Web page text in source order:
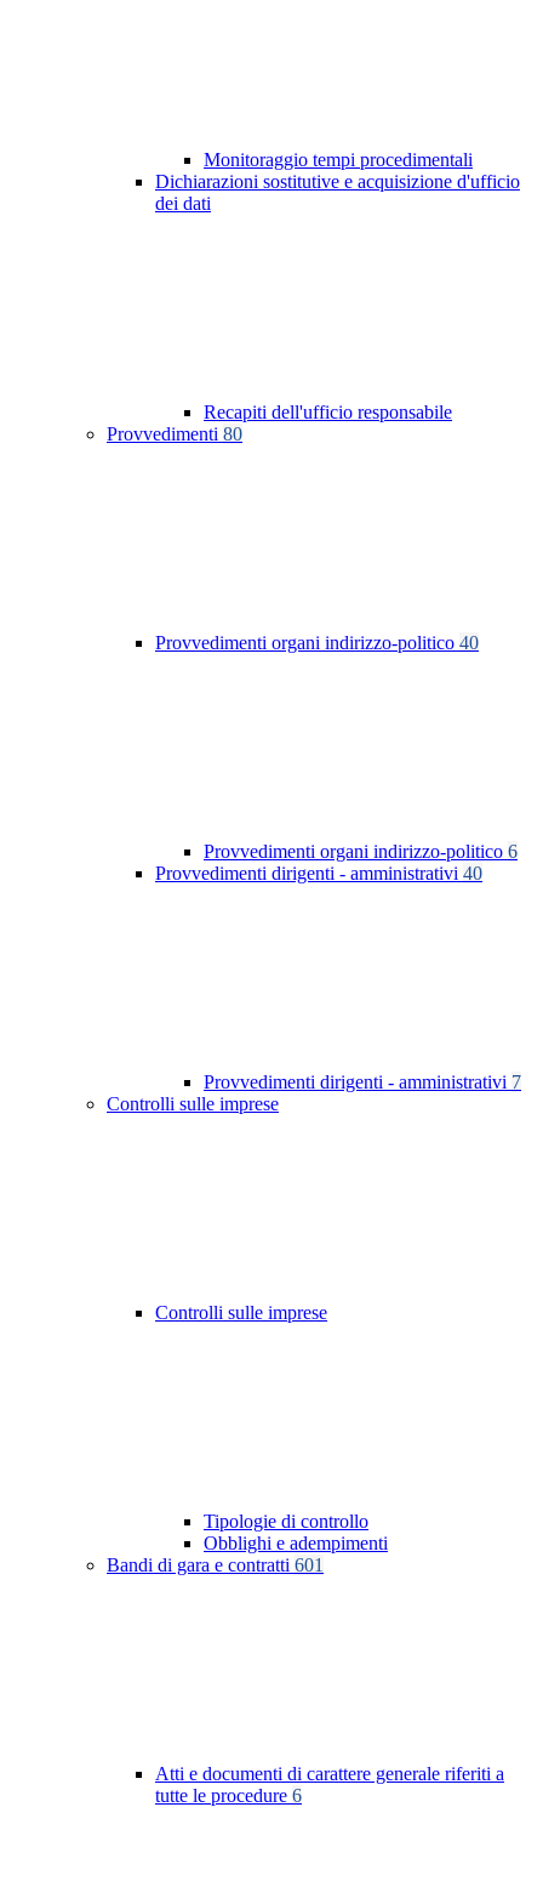
Monitoraggio tempi procedimentali
Dichiarazioni sostitutive e acquisizione d'ufficio
dei dati
Recapiti dell'ufficio responsabile
Provvedimenti 80
Provvedimenti organi indirizzo-politico 40
Provvedimenti organi indirizzo-politico 6
Provvedimenti dirigenti - amministrativi 40
Provvedimenti dirigenti - amministrativi 7
Controlli sulle imprese
Controlli sulle imprese
Tipologie di controllo
Obblighi e adempimenti
Bandi di gara e contratti 601
Atti e documenti di carattere generale riferiti a
tutte le procedure 6